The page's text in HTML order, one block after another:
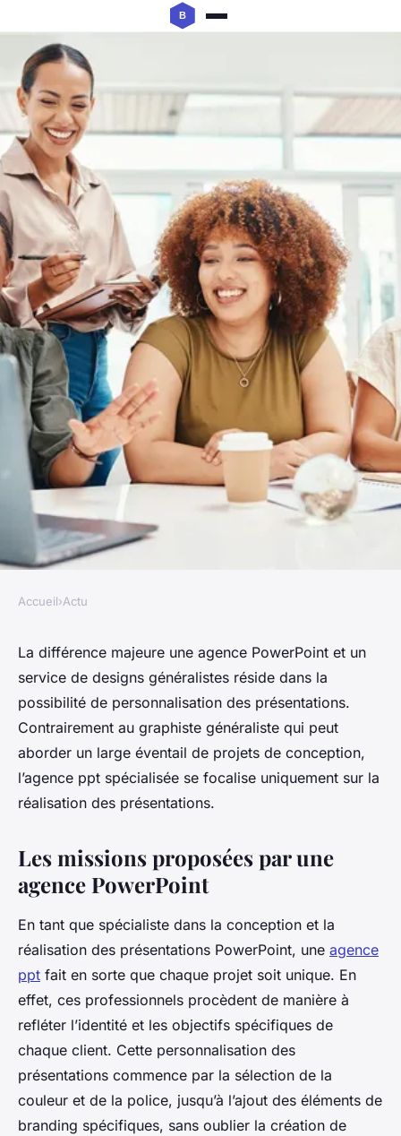
Les raisons de contacter une
agence ppt ?
fernand•15 juin 2024•3 min de lecture
Accueil›Actu
La différence majeure une agence PowerPoint et un
service de designs généralistes réside dans la
possibilité de personnalisation des présentations.
Contrairement au graphiste généraliste qui peut
aborder un large éventail de projets de conception,
l’agence ppt spécialisée se focalise uniquement sur la
réalisation des présentations.
Les missions proposées par une
agence PowerPoint
En tant que spécialiste dans la conception et la
réalisation des présentations PowerPoint, une agence
ppt fait en sorte que chaque projet soit unique. En
effet, ces professionnels procèdent de manière à
refléter l’identité et les objectifs spécifiques de
chaque client. Cette personnalisation des
présentations commence par la sélection de la
couleur et de la police, jusqu’à l’ajout des éléments de
branding spécifiques, sans oublier la création de